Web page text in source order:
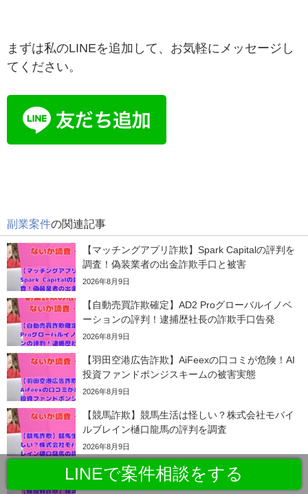
まずは私のLINEを追加して、お気軽にメッセージし
てください。
副業案件の関連記事
【マッチングアプリ詐欺】Spark Capitalの評判を
調査！偽装業者の出金詐欺手口と被害
2026年8月9日
【自動売買詐欺確定】AD2 Proグローバルイノベ
ーションの評判！逮捕歴社長の詐欺手口告発
2026年8月9日
【羽田空港広告詐欺】AiFeexの口コミが危険！AI
投資ファンドポンジスキームの被害実態
2026年8月9日
【競馬詐欺】競馬生活は怪しい？株式会社モバイ
ルブレイン樋口龍馬の評判を調査
2026年8月9日
【株投資詐欺】株式会社ライズは危険？評判・口
コミと投資の実態を検証
LINEで案件相談をする